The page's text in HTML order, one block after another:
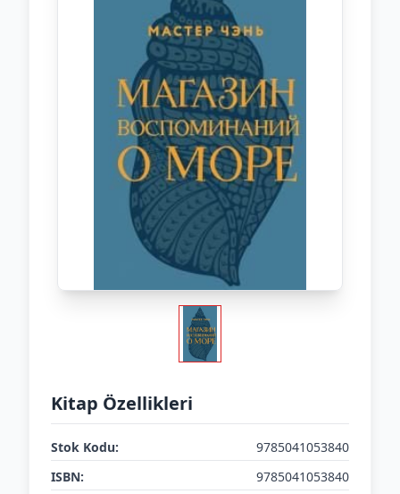
Kitap Özellikleri
Stok Kodu:
9785041053840
ISBN:
9785041053840